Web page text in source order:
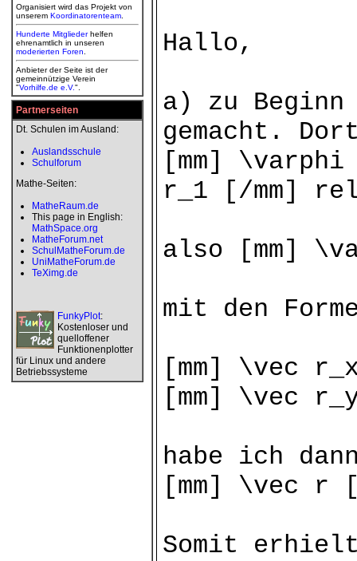
Organisiert wird das Projekt von
unserem Koordinatorenteam
Hunderte Mitgliederhelfen
ehrenamtlich in unseren
moderierten Foren
Anbieter der Seite ist der
gemeinnützige Verein
"Vorhilfe.de e.V.".
Partnerseiten
Dt. Schulen im Ausland:
Auslandsschule
Schulforum
Mathe-Seiten:
MatheRaum.de
This page in English:
MathSpace.org
MatheForum.net
SchulMatheForum.de
UniMatheForum.de
TeXimg.de
FunkyPlot:
Kostenloser und
quelloffener
Funktionenplotter
für Linux und andere
Betriebssysteme
Hallo,
a) zu
gemacht.
[mm]
r_1 [/mm]
also [mm]
mit den
[mm] \vec
[mm] \vec
habe ich
[mm] \vec r
Somit